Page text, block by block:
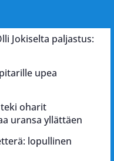
Jokiselta paljastus:
upea
oharit
uransa yllättäen
lopullinen